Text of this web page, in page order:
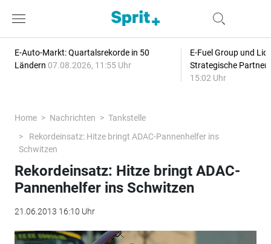
E-Auto-Markt: Quartalsrekorde in 50
Ländern 07.08.2026, 11:55 Uhr
E-Fuel Group und
Strategische
15:02 Uhr
Home Nachrichten
Tankstelle
Rekordeinsatz: Hitze bringt ADAC-Pannenhelfer ins
Schwitzen
Rekordeinsatz: Hitze bringt ADAC-
Pannenhelfer ins Schwitzen
21.06.2013 16:10 Uhr